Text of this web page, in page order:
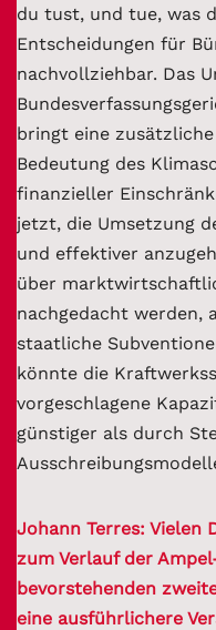
du tust, und tue, was
Entscheidungen für
nachvollziehbar. Das
bringt eine
Bedeutung des
finanzieller
jetzt, die Umsetzung
und effektiver
über
nachgedacht werden,
staatliche
könnte die
vorgeschlagene
günstiger als durch
Johann Terres: Vielen
zum Verlauf der
bevorstehenden
eine ausführlichere